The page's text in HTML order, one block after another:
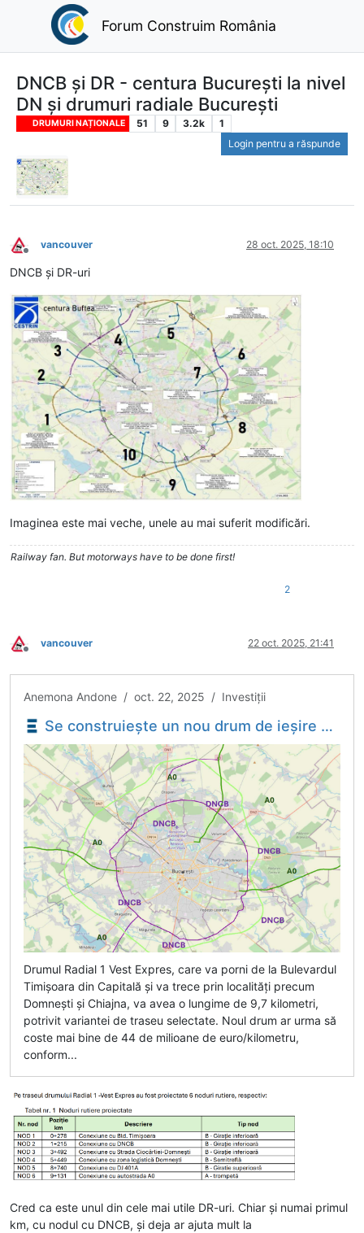
Forum Construim România
DNCB și DR - centura București la nivel
DN și drumuri radiale București
DRUMURI NAȚIONALE 51 9 3.2k
1
Login pentru a răspunde
Deconectat
vancouver 28 oct. 2025, 18:10
DNCB și DR-uri
Imaginea este mai veche, unele au mai suferit modificări.
Railway fan. But motorways have to be done first!
2
Deconectat
vancouver 22 oct. 2025, 21:41
Anemona Andone / oct. 22, 2025 / Investiţii
Se construiește un nou drum de ieșire din București. Pentru cine e ideal și cât costă - Economica.net
Drumul Radial 1 Vest Expres, care va porni de la Bulevardul
Timișoara din Capitală și va trece prin localități precum
Domnești și Chiajna, va avea o lungime de 9,7 kilometri,
potrivit variantei de traseu selectate. Noul drum ar urma să
coste mai bine de 44 de milioane de euro/kilometru,
conform...
Cred ca este unul din cele mai utile DR-uri. Chiar și numai primul
km, cu nodul cu DNCB, și deja ar ajuta mult la